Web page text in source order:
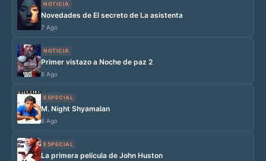
NOTICIA
Novedades de El secreto de La asistenta
7 Ago
NOTICIA
Primer vistazo a Noche de paz 2
6 Ago
ESPECIAL
M. Night Shyamalan
6 Ago
ESPECIAL
La primera película de John Huston